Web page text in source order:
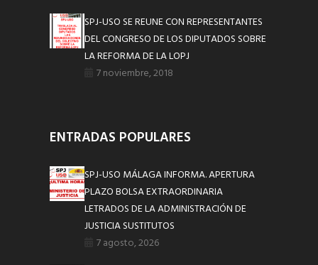
SPJ-USO SE REUNE CON REPRESENTANTES
DEL CONGRESO DE LOS DIPUTADOS SOBRE
LA REFORMA DE LA LOPJ
7 noviembre, 2018
ENTRADAS POPULARES
SPJ-USO MÁLAGA INFORMA. APERTURA
PLAZO BOLSA EXTRAORDINARIA
LETRADOS DE LA ADMINISTRACIÓN DE
JUSTICIA SUSTITUTOS
7 agosto, 2026